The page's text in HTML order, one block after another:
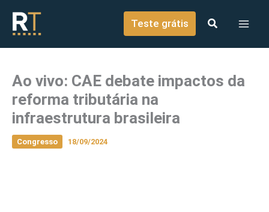
conteúdo
Teste grátis
Ao vivo: CAE debate impactos da
reforma tributária na
infraestrutura brasileira
Congresso 18/09/2024